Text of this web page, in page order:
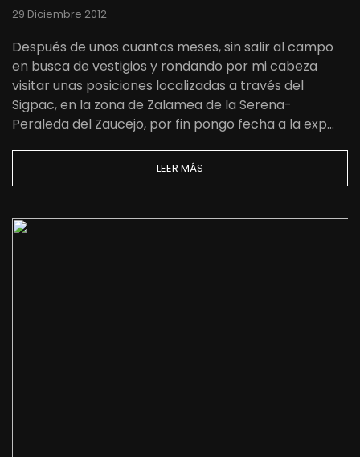
29 Diciembre 2012
Después de unos cuantos meses, sin salir al campo
en busca de vestigios y rondando por mi cabeza
visitar unas posiciones localizadas a través del
Sigpac, en la zona de Zalamea de la Serena-
Peraleda del Zaucejo, por fin pongo fecha a la exp…
LEER MÁS